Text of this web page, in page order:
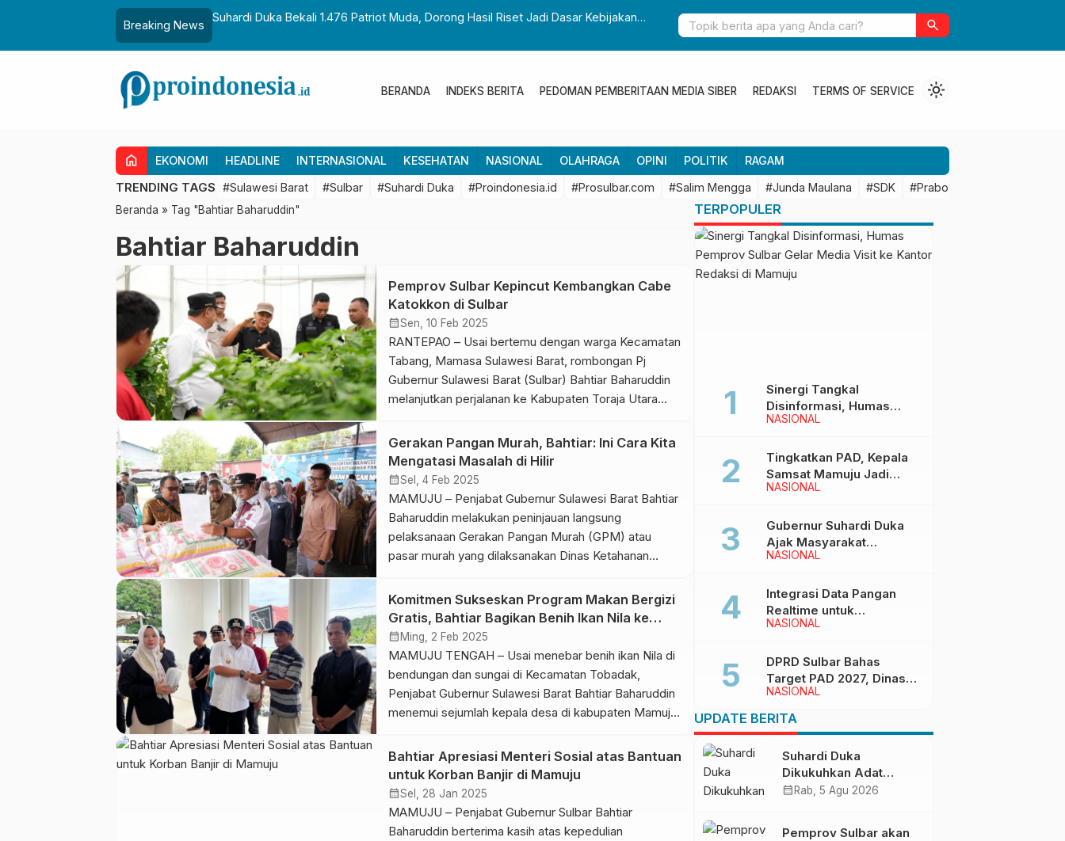
Breaking News
Bekali 1.476 Patriot Muda, Dorong Hasil Riset Jadi Dasar Kebijakan
Gubernur Sulbar Perkuat Kolaborasi Riset dengan BRIN untuk Mendukung
Temui Menteri Kelautan, SDK Dapat 28
Revitalisasi 400 Ha Tambak Rakyat
search
BERANDA INDEKS BERITA PEDOMAN PEMBERITAAN MEDIA SIBER REDAKSI TERMS OF SERVICE light_mode
home EKONOMI HEADLINE INTERNASIONAL KESEHATAN NASIONAL OLAHRAGA OPINI POLITIK RAGAM
TRENDING TAGS #Sulawesi Barat #Sulbar #Suhardi Duka #Proindonesia.id #Prosulbar.com #Salim Mengga #Junda Maulana #SDK #Prabowo Subianto
Beranda » Tag "Bahtiar Baharuddin"
Bahtiar Baharuddin
Pemprov Sulbar Kepincut Kembangkan Cabe
Katokkon di Sulbar
calendar_monthSen, 10 Feb 2025
RANTEPAO – Usai bertemu dengan warga Kecamatan
Tabang, Mamasa Sulawesi Barat, rombongan Pj
Gubernur Sulawesi Barat (Sulbar) Bahtiar Baharuddin
melanjutkan perjalanan ke Kabupaten Toraja Utara
daerah yang memiliki budaya yang sama dengan
Mamasa tersebut, rombongan OPD Pemprov Sulbar
melihat Smart Farm Cabe Katokkon yang dikelola oleh
kelompok […]
Gerakan Pangan Murah, Bahtiar: Ini Cara Kita
Mengatasi Masalah di Hilir
calendar_monthSel, 4 Feb 2025
MAMUJU – Penjabat Gubernur Sulawesi Barat Bahtiar
Baharuddin melakukan peninjauan langsung
pelaksanaan Gerakan Pangan Murah (GPM) atau
pasar murah yang dilaksanakan Dinas Ketahanan
Kabupaten Mamuju, Senin 3 Februari 2025. Hadir juga
Ketua DPRD Sulbar Amalia Fitri Aras, Wakil Ketua
DPRD Sulbar Munandar Wijaya Ramlan, Kepala BI
Sulbar, perwakilan Polda […]
Komitmen Sukseskan Program Makan Bergizi
Gratis, Bahtiar Bagikan Benih Ikan Nila ke
Sejumlah Kades
calendar_month Ming, 2 Feb 2025
MAMUJU TENGAH – Usai menebar benih ikan Nila di
bendungan dan sungai di Kecamatan Tobadak,
Penjabat Gubernur Sulawesi Barat Bahtiar Baharuddin
menemui sejumlah kepala desa di kabupaten Mamuju
Tengah Bahtiar bersama Ketua DPRD Sulbar Amalia
Fitri Aras. Bahtiar mengatakan, ikan nila merupakan
salah satu sumber gizi masyarakat, Ia berharap […]
Bahtiar Apresiasi Menteri Sosial atas Bantuan
untuk Korban Banjir di Mamuju
calendar_monthSel, 28 Jan 2025
MAMUJU – Penjabat Gubernur Sulbar Bahtiar
Baharuddin berterima kasih atas kepedulian
TERPOPULER
NASIONAL
Sinergi Tangkal
Disinformasi, Humas
Pemprov Sulbar Gelar
Redaksi di Mamuju
NASIONAL
Tingkatkan PAD, Kepala
Samsat Mamuju Jadi
Narasumber Hearing
DPRD Sulbar
NASIONAL
Gubernur Suhardi Duka
Ajak Masyarakat
Meriahkan Event
NASIONAL
Integrasi Data Pangan
Realtime untuk
Kendalikan inflasi,
Kembangkan Sistem
SAPEDA
NASIONAL
DPRD Sulbar Bahas
Target PAD 2027, Dinas
PUPR Siap Optimalkan
Pendapatan Daerah
UPDATE BERITA
Suhardi Duka
Dikukuhkan Adat
Balanipa, Raih Gelar
calendar_month Rab, 5 Agu 2026
Pemprov Sulbar akan